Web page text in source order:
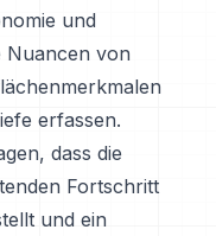
und
Nuancen von
erfassen.
dass die
Fortschritt
und ein